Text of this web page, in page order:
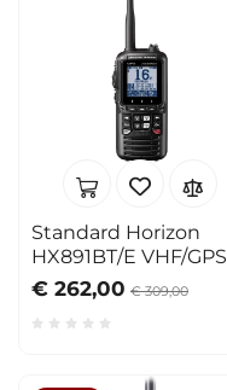
Standard Horizon
HX891BT/E VHF/GPS
portatile
€ 262,00 € 309,00